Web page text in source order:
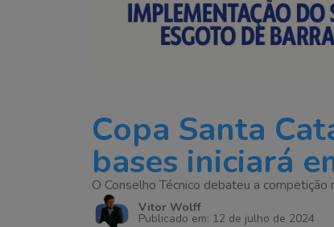
Copa Santa
bases iniciará
O Conselho Técnico debateu a
Vitor Wolff
Publicado em: 12 de julho de 2024